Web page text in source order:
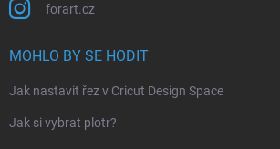
forart.cz
MOHLO BY SE HODIT
Jak nastavit řez v Cricut Design Space
Jak si vybrat plotr?